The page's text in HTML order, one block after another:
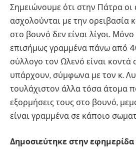
Σημειώνουμε ότι στην Πάτρα
ασχολούνται με την ορειβασία
στο βουνό δεν είναι λίγοι. Μόνο
επισήμως γραμμένα πάνω από
σύλλογο τον Ωλενό είναι κοντά
υπάρχουν, σύμφωνα με τον κ.
τουλάχιστον άλλα τόσα άτομα
εξορμήσεις τους στο βουνό,
είναι γραμμένα σε κάποιο
Δημοσιεύτηκε στην